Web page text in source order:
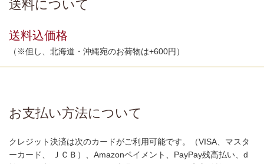
送料について
送料込価格
（※但し、北海道・沖縄宛のお荷物は+600円）
お支払い方法について
クレジット決済は次のカードがご利用可能です。（VISA、マスタ
ーカード、 ＪＣＢ）、Amazonペイメント、PayPay残高払い、d